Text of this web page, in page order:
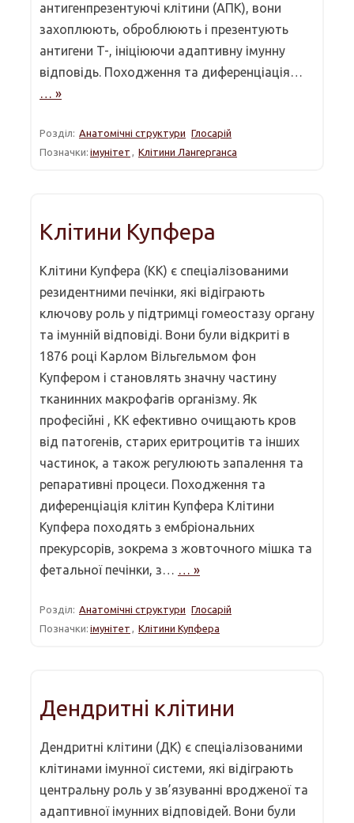
антигенпрезентуючі клітини (АПК), вони
захоплюють, оброблюють і презентують
антигени T-, ініціюючи адаптивну імунну
відповідь. Походження та диференціація…
… »
Розділ: Анатомічні структури Глосарій
Позначки: імунітет , Клітини Лангерганса
Клітини Купфера
Клітини Купфера (КК) є спеціалізованими
резидентними печінки, які відіграють
ключову роль у підтримці гомеостазу органу
та імунній відповіді. Вони були відкриті в
1876 році Карлом Вільгельмом фон
Купфером і становлять значну частину
тканинних макрофагів організму. Як
професійні , КК ефективно очищають кров
від патогенів, старих еритроцитів та інших
частинок, а також регулюють запалення та
репаративні процеси. Походження та
диференціація клітин Купфера Клітини
Купфера походять з ембріональних
прекурсорів, зокрема з жовточного мішка та
фетальної печінки, з… … »
Розділ: Анатомічні структури Глосарій
Позначки: імунітет , Клітини Купфера
Дендритні клітини
Дендритні клітини (ДК) є спеціалізованими
клітинами імунної системи, які відіграють
центральну роль у зв’язуванні вродженої та
адаптивної імунних відповідей. Вони були